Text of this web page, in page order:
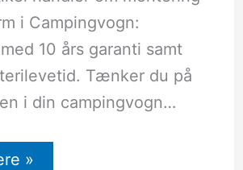
i Campingvogn:
10 års garanti samt
Tænker du på
i din campingvogn…
»